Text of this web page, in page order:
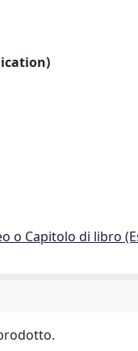
o Capitolo di libro